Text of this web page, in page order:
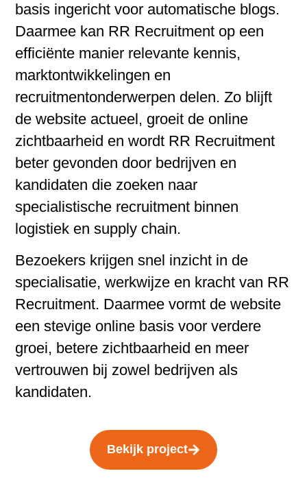
basis ingericht voor automatische blogs.
Daarmee kan RR Recruitment op een
efficiënte manier relevante kennis,
marktontwikkelingen en
recruitmentonderwerpen delen. Zo blijft
de website actueel, groeit de online
zichtbaarheid en wordt RR Recruitment
beter gevonden door bedrijven en
kandidaten die zoeken naar
specialistische recruitment binnen
logistiek en supply chain.
Bezoekers krijgen snel inzicht in de
specialisatie, werkwijze en kracht van RR
Recruitment. Daarmee vormt de website
een stevige online basis voor verdere
groei, betere zichtbaarheid en meer
vertrouwen bij zowel bedrijven als
kandidaten.
Bekijk project